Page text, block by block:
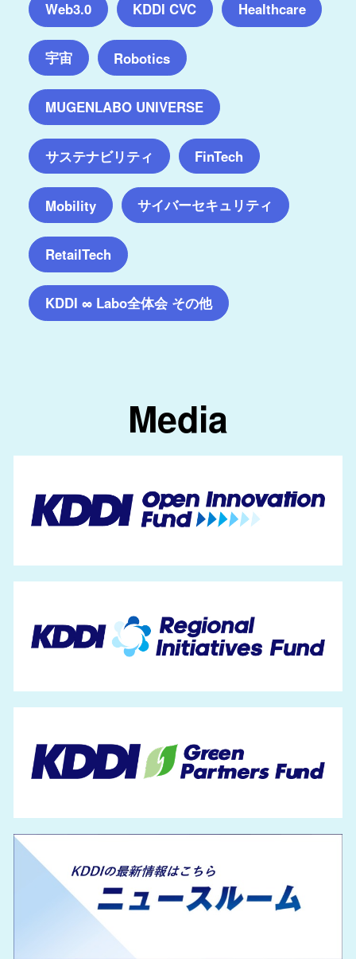
Web3.0 KDDI CVC Healthcare
宇宙 Robotics
MUGENLABO UNIVERSE
サステナビリティ FinTech
Mobility サイバーセキュリティ
RetailTech
KDDI ∞ Labo全体会 その他
Media